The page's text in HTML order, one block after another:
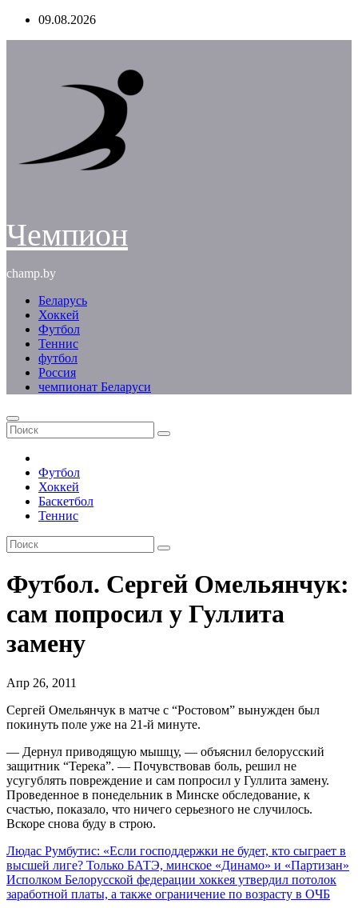
Перейти09.08.2026
Чемпион
champ.by
Беларусь
Хоккей
Футбол
Теннис
футбол
Россия
чемпионат Беларуси
Футбол
Хоккей
Баскетбол
Теннис
Футбол. Сергей Омельянчук:
сам попросил у Гуллита
замену
Апр 26, 2011
Сергей Омельянчук в матче с “Ростовом” вынужден был
покинуть поле уже на 21-й минуте.
— Дернул приводящую мышцу, — объяснил белорусский
защитник “Терека”. — Почувствовав боль, решил не
усугублять повреждение и сам попросил у Гуллита замену.
Проведенное в понедельник в Минске обследование, к
счастью, показало, что ничего серьезного не случилось.
Вскоре снова буду в строю.
Навигация
по
записям
Людас Румбутис: «Если господдержки не будет, кто сыграет в
высшей лиге? Только БАТЭ, минское «Динамо» и «Партизан»
Исполком Белорусской федерации хоккея утвердил потолок
заработной платы, а также ограничение по возрасту в ОЧБ